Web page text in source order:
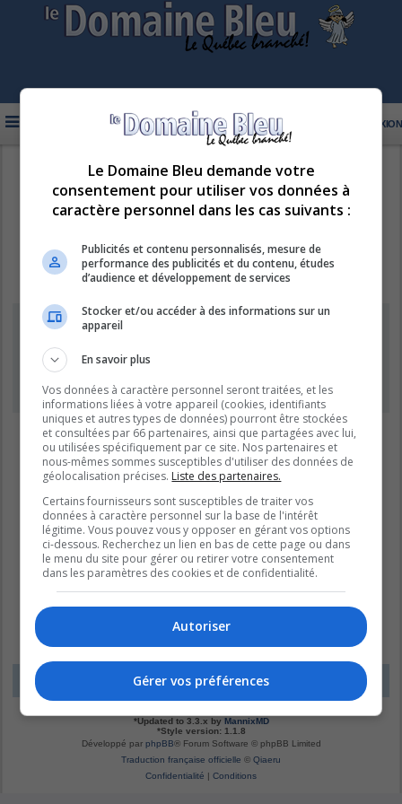
CONNEXION
INSCRIPTION
LE DOMAINE BLEU
Supprimer les cookies
Êtes-vous sûr de vouloir supprimer les cookies de ce forum ?
LE DOMAINE BLEU Fuseau horaire sur UTC-04:00
*Updated to 3.3.x by MannixMD
*Style version: 1.1.8
Développé par phpBB® Forum Software © phpBB Limited
Traduction française officielle © Qiaeru
Confidentialité | Conditions
Le Domaine Bleu demande votre
consentement pour utiliser vos données à
caractère personnel dans les cas suivants :
Publicités et contenu personnalisés, mesure de
performance des publicités et du contenu, études
d’audience et développement de services
Stocker et/ou accéder à des informations sur un
appareil
En savoir plus
Vos données à caractère personnel seront traitées, et les
informations liées à votre appareil (cookies, identifiants
uniques et autres types de données) pourront être stockées
et consultées par 66 partenaires, ainsi que partagées avec lui,
ou utilisées spécifiquement par ce site. Nos partenaires et
nous-mêmes sommes susceptibles d'utiliser des données de
géolocalisation précises. Liste des partenaires.
Certains fournisseurs sont susceptibles de traiter vos
données à caractère personnel sur la base de l'intérêt
légitime. Vous pouvez vous y opposer en gérant vos options
ci-dessous. Recherchez un lien en bas de cette page ou dans
le menu du site pour gérer ou retirer votre consentement
dans les paramètres des cookies et de confidentialité.
Autoriser
Gérer vos préférences